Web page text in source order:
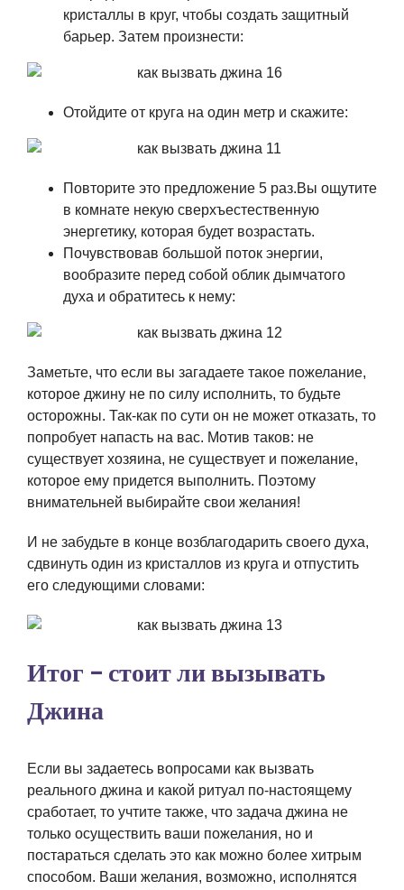
кристаллы в круг, чтобы создать защитный
барьер. Затем произнести:
Отойдите от круга на один метр и скажите:
Повторите это предложение 5 раз.Вы ощутите
в комнате некую сверхъестественную
энергетику, которая будет возрастать.
Почувствовав большой поток энергии,
вообразите перед собой облик дымчатого
духа и обратитесь к нему:
Заметьте, что если вы загадаете такое пожелание,
которое джину не по силу исполнить, то будьте
осторожны. Так-как по сути он не может отказать, то
попробует напасть на вас. Мотив таков: не
существует хозяина, не существует и пожелание,
которое ему придется выполнить. Поэтому
внимательней выбирайте свои желания!
И не забудьте в конце возблагодарить своего духа,
сдвинуть один из кристаллов из круга и отпустить
его следующими словами:
Итог – стоит ли вызывать
Джина
Если вы задаетесь вопросами как вызвать
реального джина и какой ритуал по-настоящему
сработает, то учтите также, что задача джина не
только осуществить ваши пожелания, но и
постараться сделать это как можно более хитрым
способом. Ваши желания, возможно, исполнятся